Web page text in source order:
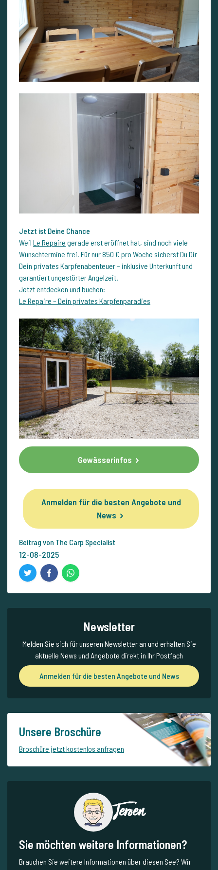
Jetzt ist Deine Chance
Weil Le Repaire gerade erst eröffnet hat, sind noch viele
Wunschtermine frei. Für nur 850 € pro Woche sicherst Du Dir
Dein privates Karpfenabenteuer – inklusive Unterkunft und
garantiert ungestörter Angelzeit.
Jetzt entdecken und buchen:
Le Repaire – Dein privates Karpfenparadies
Gewässerinfos
Anmelden für die besten Angebote und
News
Beitrag von The Carp Specialist
12-08-2025
Newsletter
Melden Sie sich für unseren Newsletter an und erhalten Sie
aktuelle News und Angebote direkt in Ihr Postfach
Anmelden für die besten Angebote und News
Unsere Broschüre
Broschüre jetzt kostenlos anfragen
Jeroen
Sie möchten weitere Informationen?
Brauchen Sie weitere Informationen über diesen See? Wir